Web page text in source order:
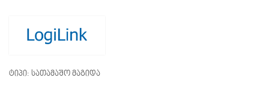
ტიპი: სათამაშო მაგიდა